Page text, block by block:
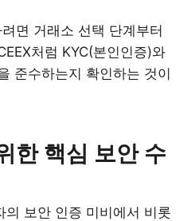
면 거래소 선택 단계부터
처럼 KYC(본인인증)와
준수하는지 확인하는 것이
한 핵심 보안 수
의 보안 인증 미비에서 비롯